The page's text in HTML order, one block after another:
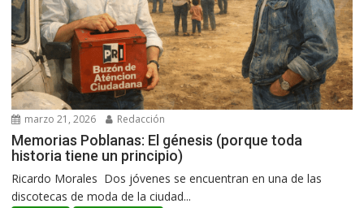
marzo 21, 2026 Redacción
Memorias Poblanas: El génesis (porque toda
historia tiene un principio)
Ricardo Morales Dos jóvenes se encuentran en una de las
discotecas de moda de la ciudad...